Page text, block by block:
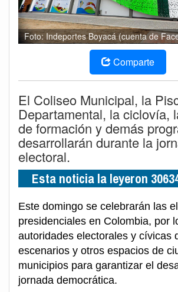
Foto: Indeportes Boyacá (cuenta de
Comparte
El Coliseo Municipal, la
Departamental, la ciclovía,
de formación y demás
desarrollarán durante la
electoral.
Esta noticia la leyeron
Este domingo se celebrarán las
presidenciales en Colombia, por
autoridades electorales y cívicas
escenarios y otros espacios de
municipios para garantizar el
jornada democrática.